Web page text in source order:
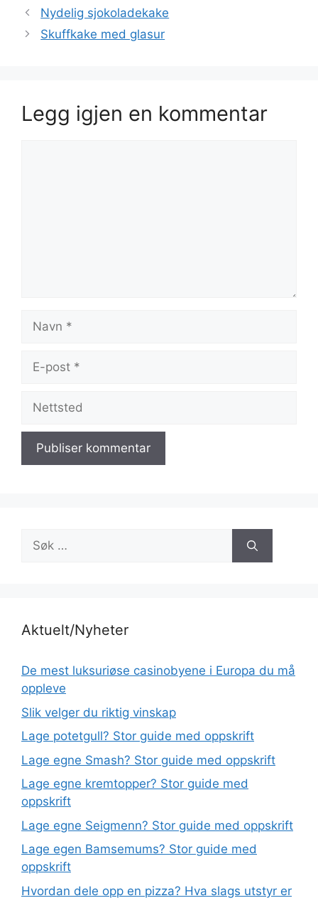
Nydelig sjokoladekake
Skuffkake med glasur
Legg igjen en kommentar
Navn
Nettsted
Søk
etter:
Aktuelt/Nyheter
De mest luksuriøse casinobyene i Europa du må
oppleve
Slik velger du riktig vinskap
Lage potetgull? Stor guide med oppskrift
Lage egne Smash? Stor guide med oppskrift
Lage egne kremtopper? Stor guide med
oppskrift
Lage egne Seigmenn? Stor guide med oppskrift
Lage egen Bamsemums? Stor guide med
oppskrift
Hvordan dele opp en pizza? Hva slags utstyr er